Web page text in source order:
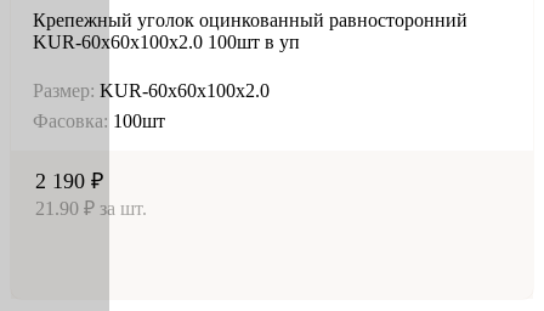
Крепежный уголок оцинкованный равносторонний
KUR-60х60х100х2.0 100шт в уп
Размер: KUR-60х60х100х2.0
Фасовка: 100шт
2 190 ₽
21.90 ₽ за шт.